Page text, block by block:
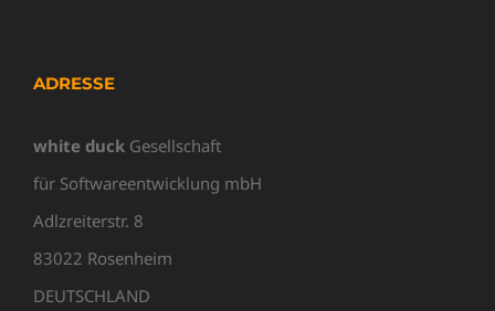
ADRESSE
white duck Gesellschaft
für Softwareentwicklung mbH
Adlzreiterstr. 8
83022 Rosenheim
DEUTSCHLAND